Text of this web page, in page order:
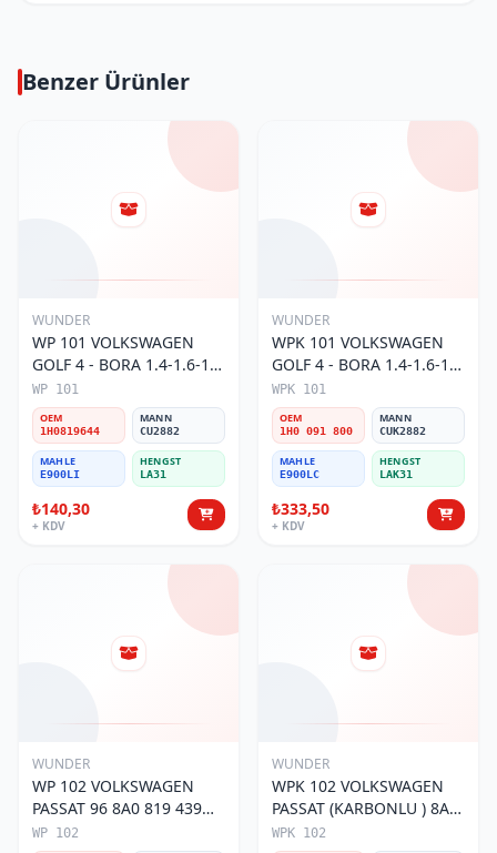
Benzer Ürünler
WUNDER
WP 101 VOLKSWAGEN
GOLF 4 - BORA 1.4-1.6-1.8
POLO III 1H0 819 644
Polen Filtresi
WP 101
OEM
1H0819644
MANN
CU2882
MAHLE
E900LI
HENGST
LA31
₺140,30
+ KDV
WUNDER
WPK 101 VOLKSWAGEN
GOLF 4 - BORA 1.4-1.6-1.8
POLO III KARBONLU 1H0
091 800 Polen Filtresi
WPK 101
OEM
1H0 091 800
MANN
CUK2882
MAHLE
E900LC
HENGST
LAK31
₺333,50
+ KDV
WUNDER
WP 102 VOLKSWAGEN
PASSAT 96 8A0 819 439
Polen Filtresi
WP 102
WUNDER
WPK 102 VOLKSWAGEN
PASSAT (KARBONLU ) 8A0
819 439B Polen Filtresi
WPK 102